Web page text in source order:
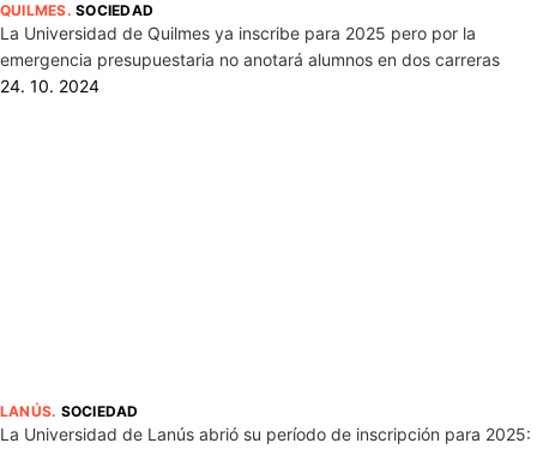
QUILMES.SOCIEDAD
La Universidad de Quilmes ya inscribe para 2025 pero por la
emergencia presupuestaria no anotará alumnos en dos carreras
24. 10. 2024
LANÚS. SOCIEDAD
La Universidad de Lanús abrió su período de inscripción para 2025: